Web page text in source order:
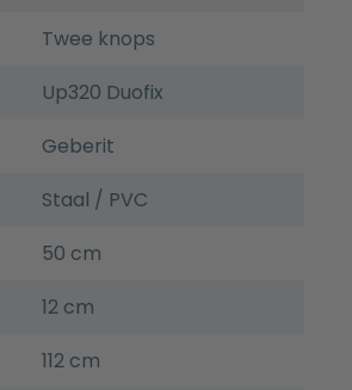
Twee knops
Up320 Duofix
Geberit
Staal / PVC
50 cm
12 cm
112 cm